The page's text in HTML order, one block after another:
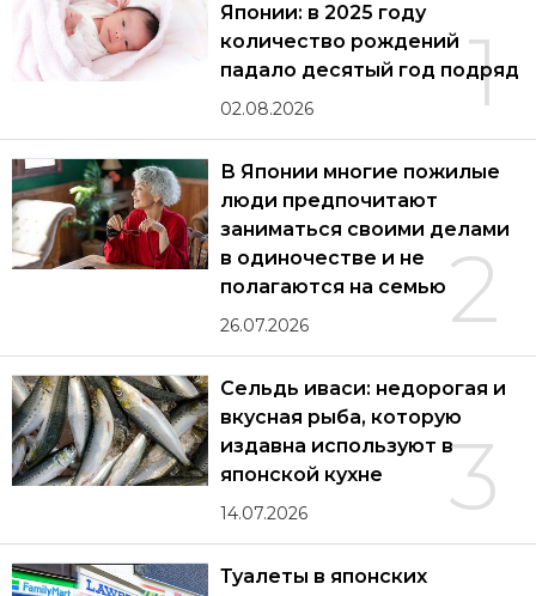
1
Японии: в 2025 году
количество рождений
падало десятый год подряд
02.08.2026
2
В Японии многие пожилые
люди предпочитают
заниматься своими делами
в одиночестве и не
полагаются на семью
26.07.2026
3
Сельдь иваси: недорогая и
вкусная рыба, которую
издавна используют в
японской кухне
14.07.2026
Туалеты в японских